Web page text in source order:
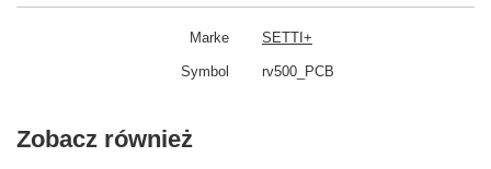
Marke SETTI+
Symbol rv500_PCB
Zobacz również